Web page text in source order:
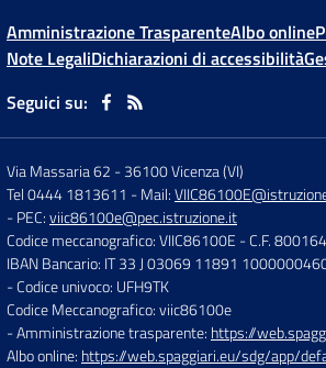
Amministrazione TrasparenteAlbo online
Note LegaliDichiarazioni di accessibilità
Seguici su:
Via Massaria 62 -36100 Vicenza (VI)
Tel 0444 1813611 - Mail:
- PEC:viic86100e@pec.istruzione.it
Codice meccanografico: VIIC86100E - C.F.
IBAN Bancario: IT 33 J 03069 11891
- Codice univoco: UFH9TK
Codice Meccanografico: viic86100e
- Amministrazione trasparente: https://
Albo online: https://web.spaggiari.eu/sdg/app/